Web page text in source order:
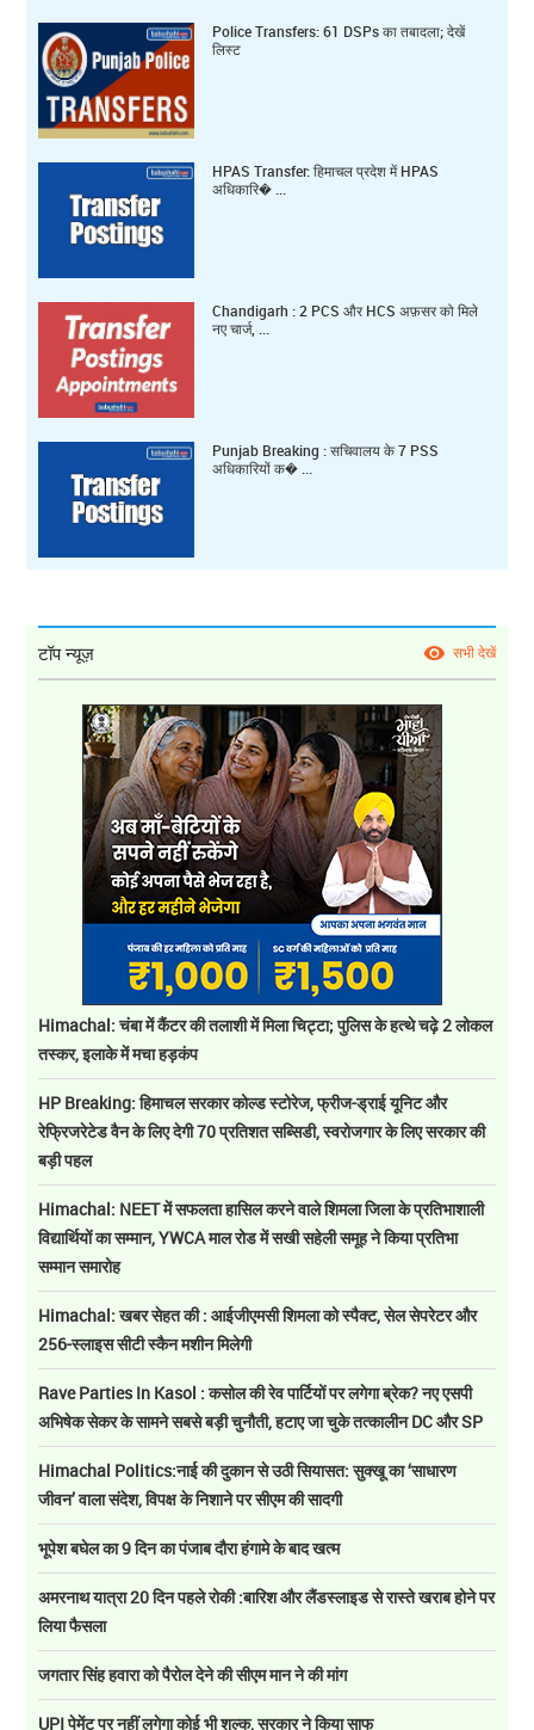
Police Transfers: 61 DSPs का तबादला; देखें
लिस्ट
HPAS Transfer: हिमाचल प्रदेश में HPAS
अधिकारि� ...
Chandigarh : 2 PCS और HCS अफ़सर को मिले
नए चार्ज, ...
Punjab Breaking : सचिवालय के 7 PSS
अधिकारियों क� ...
टॉप न्यूज़ सभी देखें
Himachal: चंबा में कैंटर की तलाशी में मिला चिट्टा; पुलिस के हत्थे चढ़े 2 लोकल
तस्कर, इलाके में मचा हड़कंप
HP Breaking: हिमाचल सरकार कोल्ड स्टोरेज, फ्रीज-ड्राई यूनिट और
रेफ्रिजरेटेड वैन के लिए देगी 70 प्रतिशत सब्सिडी, स्वरोजगार के लिए सरकार की
बड़ी पहल
Himachal: NEET में सफलता हासिल करने वाले शिमला जिला के प्रतिभाशाली
विद्यार्थियों का सम्मान, YWCA माल रोड में सखी सहेली समूह ने किया प्रतिभा
सम्मान समारोह
Himachal: खबर सेहत की : आईजीएमसी शिमला को स्पैक्ट, सेल सेपरेटर और
256-स्लाइस सीटी स्कैन मशीन मिलेगी
Rave Parties In Kasol : कसोल की रेव पार्टियों पर लगेगा ब्रेक? नए एसपी
अभिषेक सेकर के सामने सबसे बड़ी चुनौती, हटाए जा चुके तत्कालीन DC और SP
Himachal Politics:नाई की दुकान से उठी सियासत: सुक्खू का ‘साधारण
जीवन’ वाला संदेश, विपक्ष के निशाने पर सीएम की सादगी
भूपेश बघेल का 9 दिन का पंजाब दौरा हंगामे के बाद खत्म
अमरनाथ यात्रा 20 दिन पहले रोकी :बारिश और लैंडस्लाइड से रास्ते खराब होने पर
लिया फैसला
जगतार सिंह हवारा को पैरोल देने की सीएम मान ने की मांग
UPI पेमेंट पर नहीं लगेगा कोई भी शुल्क, सरकार ने किया साफ